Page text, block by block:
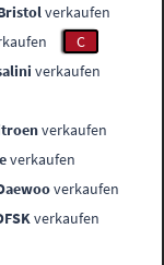
verkaufen
C
verkaufen
verkaufen
verkaufen
verkaufen
verkaufen